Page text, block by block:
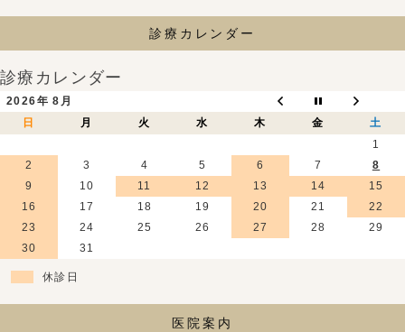
診療カレンダー
診療カレンダー
2026年 8月
日
月 火 水 木 金
土
1
2
3 4 5 6 7
8
9
10 11 12 13 14
15
16
17 18 19 20 21
22
23
24 25 26 27 28
29
30
31
休診日
医院案内